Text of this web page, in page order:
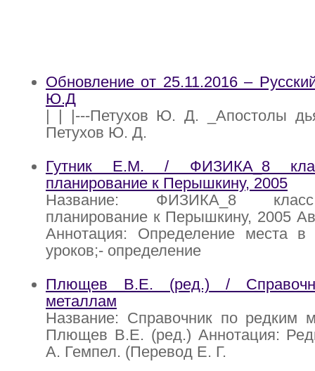
Обновление от 25.11.2016 –
Ю.Д
| | |---Петухов Ю. Д. _Апостолы
Петухов Ю. Д.
Гутник Е.М. / ФИЗИКА_8
планирование к Перышкину, 2005
Название: ФИЗИКА_8
планирование к Перышкину, 2005
Аннотация: Определение места
уроков;- определение
Плющев В.Е. (ред.) /
металлам
Название: Справочник по редким
Плющев В.Е. (ред.) Аннотация:
А. Гемпел. (Перевод Е. Г.